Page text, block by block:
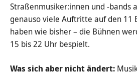
Straßenmusiker:innen und -bands
genauso viele Auftritte auf den 11
haben wie bisher – die Bühnen
15 bis 22 Uhr bespielt.
Was sich aber nicht ändert: